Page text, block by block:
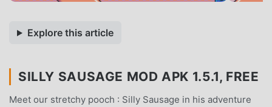
Explore this article
SILLY SAUSAGE MOD APK 1.5.1, FREE
Meet our stretchy pooch : Silly Sausage in his adventure